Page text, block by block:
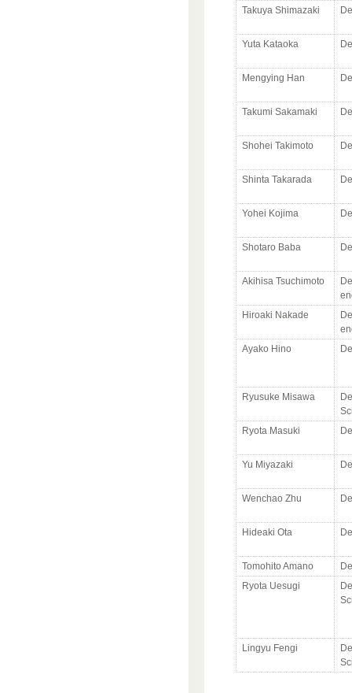
Takuya Shimazaki
Yuta Kataoka
Mengying Han
Takumi Sakamaki
Shohei Takimoto
Shinta Takarada
Yohei Kojima
Shotaro Baba
Akihisa Tsuchimoto
Hiroaki Nakade
Ayako Hino
Ryusuke Misawa
Ryota Masuki
Yu Miyazaki
Wenchao Zhu
Hideaki Ota
Tomohito Amano
Ryota Uesugi
Lingyu Fengi